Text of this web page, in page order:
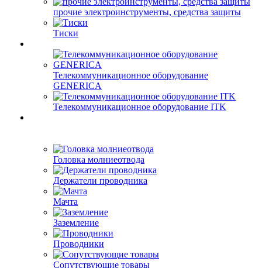
прочие электроинструменты, средства защиты
Тиски
Телекоммуникационное оборудование
GENERICA
Телекоммуникационное оборудование ITK
Головка молниеотвода
Держатели проводника
Мачта
Заземление
Проводники
Сопутствующие товары